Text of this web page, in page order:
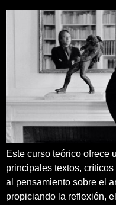
Este curso teórico ofrece
principales textos,
al pensamiento sobre el
propiciando la reflexión,